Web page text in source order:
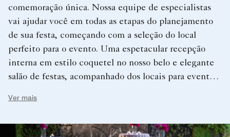
comemoração única. Nossa equipe de especialistas
vai ajudar você em todas as etapas do planejamento
de sua festa, começando com a seleção do local
perfeito para o evento. Uma espetacular recepção
interna em estilo coquetel no nosso belo e elegante
salão de festas, acompanhado dos locais para eventos,
hóspedes.
Ver mais